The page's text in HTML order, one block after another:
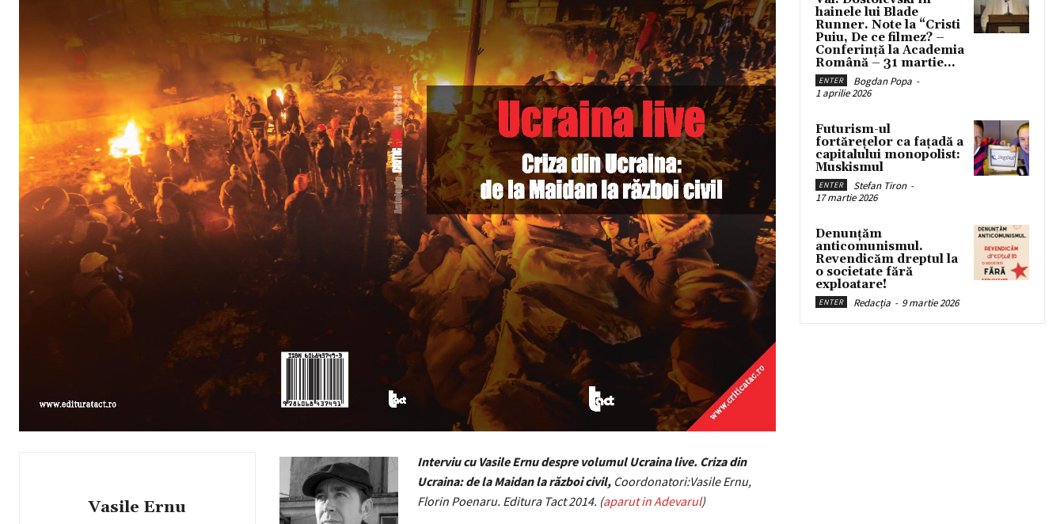
Vasile Ernu
Interviu cu Vasile Ernu despre volumul Ucraina live. Criza din
Ucraina: de la Maidan la război civil, Coordonatori:Vasile Ernu,
Florin Poenaru. Editura Tact 2014. (aparut in Adevarul)
hainele lui Blade
Runner. Note la “Cristi
Puiu, De ce filmez? –
Conferință la Academia
Română – 31 martie...
ENTER Bogdan Popa -
1 aprilie 2026
Futurism-ul
fortărețelor ca fațadă a
capitalului monopolist:
Muskismul
ENTER Stefan Tiron -
17 martie 2026
Denunțăm
anticomunismul.
Revendicăm dreptul la
o societate fără
exploatare!
ENTER Redacția - 9 martie 2026